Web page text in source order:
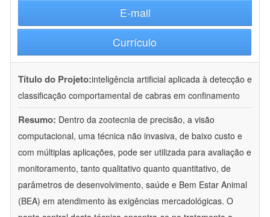
E-mail
Currículo
Título do Projeto:inteligência artificial aplicada à detecção e
classificação comportamental de cabras em confinamento
Resumo: Dentro da zootecnia de precisão, a visão
computacional, uma técnica não invasiva, de baixo custo e
com múltiplas aplicações, pode ser utilizada para avaliação e
monitoramento, tanto qualitativo quanto quantitativo, de
parâmetros de desenvolvimento, saúde e Bem Estar Animal
(BEA) em atendimento às exigências mercadológicas. O